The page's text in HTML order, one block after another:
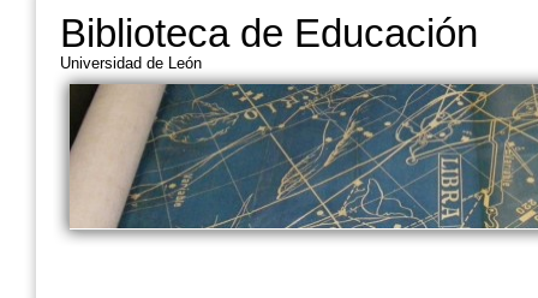
Biblioteca de Educación
Universidad de León